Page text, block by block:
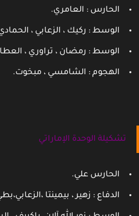
الحارس : العامري.
الوسط : ركيك ، الزعابي ، الحمادي ،
الوسط : رمضان ، تراوري ، العطاس
الهجوم : الشامسي ، مبخوت.
تشكيلة الوحدة الإماراتي
الحارس علي.
الدفاع : زهير ، بيمينتا ،الزعابي،بطي.